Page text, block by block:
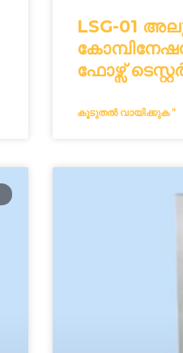
LSG-01
ഫോഴ്സ്
കൂടുതൽ വായിക്കുക "